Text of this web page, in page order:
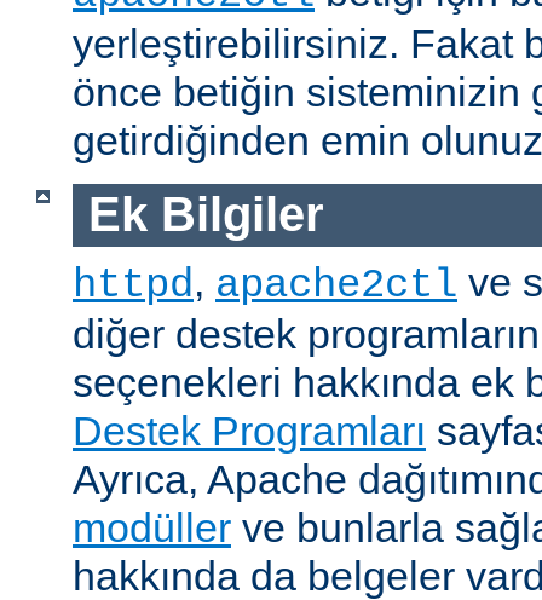
yerleştirebilirsiniz. Fakat
önce betiğin sisteminizin
getirdiğinden emin
Ek Bilgiler
httpd, apache2ctl ve
diğer destek
seçenekleri hakkında ek
Destek Programları
Ayrıca, Apache
modüller ve bunlarla
hakkında da belgeler